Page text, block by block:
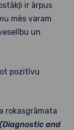
ir ārpus
mēs varam
un
pozitīvu
rokasgrāmata
(Diagnostic and